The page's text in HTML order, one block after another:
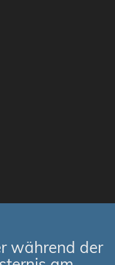
während der